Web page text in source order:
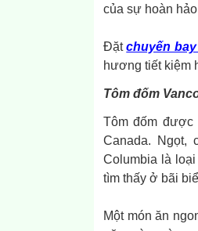
của sự hoàn
Đặtchuyến
hương tiết kiệm
Tôm đốm
Tôm đốm được
Canada. Ngọt,
Columbia là
tìm thấy ở bãi
Một món ăn